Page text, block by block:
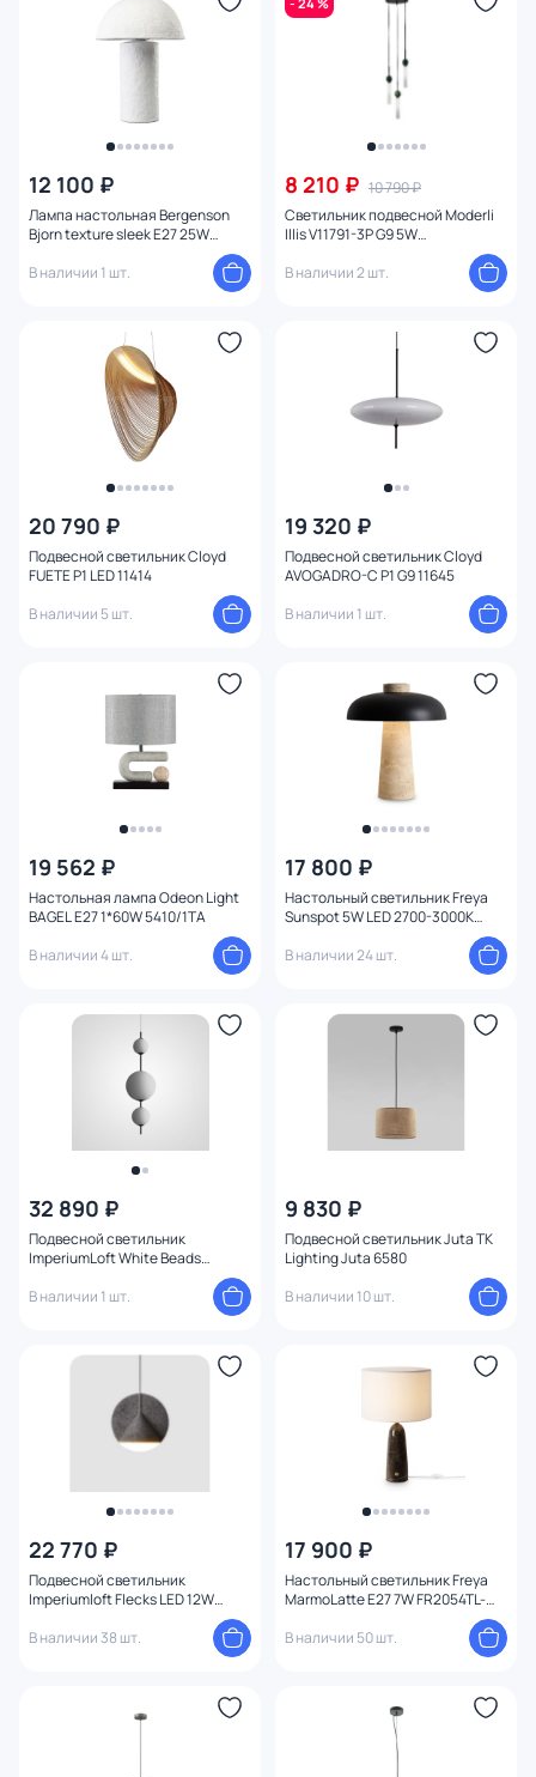
12 100 ₽
Лампа настольная Bergenson
Bjorn texture sleek E27 25W
D32x42см BD-3212846 белая
В наличии 1 шт.
8 210 ₽ 10 790 ₽
Светильник подвесной Moderli
Illis V11791-3P G9 5W
В наличии 2 шт.
20 790 ₽
Подвесной светильник Cloyd
FUETE P1 LED 11414
В наличии 5 шт.
19 320 ₽
Подвесной светильник Cloyd
AVOGADRO-C P1 G9 11645
В наличии 1 шт.
19 562 ₽
Настольная лампа Odeon Light
BAGEL E27 1*60W 5410/1TA
В наличии 4 шт.
17 800 ₽
Настольный светильник Freya
Sunspot 5W LED 2700-3000K
В наличии 24 шт.
32 890 ₽
Подвесной светильник
ImperiumLoft White Beads
В наличии 1 шт.
9 830 ₽
Подвесной светильник Juta TK
Lighting Juta 6580
В наличии 10 шт.
22 770 ₽
Подвесной светильник
Imperiumloft Flecks LED 12W
В наличии 38 шт.
17 900 ₽
Настольный светильник Freya
MarmoLatte E27 7W FR2054TL-
В наличии 50 шт.
Функции